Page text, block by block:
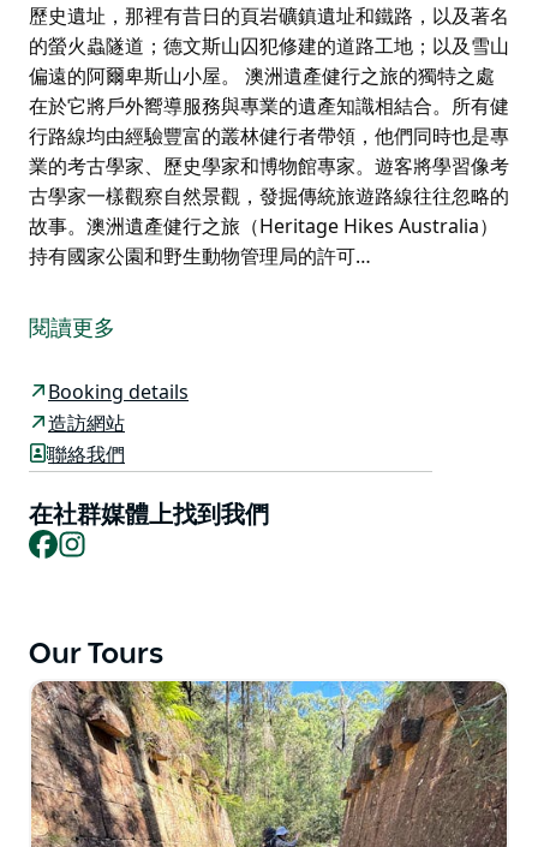
歷史遺址，那裡有昔日的頁岩礦鎮遺址和鐵路，以及著名
的螢火蟲隧道；德文斯山囚犯修建的道路工地；以及雪山
偏遠的阿爾卑斯山小屋。 澳洲遺產健行之旅的獨特之處
在於它將戶外嚮導服務與專業的遺產知識相結合。所有健
行路線均由經驗豐富的叢林健行者帶領，他們同時也是專
業的考古學家、歷史學家和博物館專家。遊客將學習像考
古學家一樣觀察自然景觀，發掘傳統旅遊路線往往忽略的
故事。澳洲遺產健行之旅（Heritage Hikes Australia）
持有國家公園和野生動物管理局的許可…
式叢林健行體驗，將戶外探險與探索澳洲歷史景觀完美結
合。
這些小團體健行將帶您探索那些歷史遺跡依然清晰可見的
地方。您將參觀昔日的礦業定居點、廢棄的鐵路線、山間
小屋和考古遺址，並學習如何透過遺跡、文物和環境線索
來解讀歷史。
行程長度從半日游到一日遊，甚至多日遊不等，涵蓋新南
威爾斯的多個國家公園，包括藍山、達魯格、沃勒米和科
囚犯修建的道路工地；以及雪山偏遠的阿爾卑斯山小屋。
澳洲遺產健行之旅的獨特之處在於它將戶外嚮導服務與專
業的遺產知識相結合。所有健行路線均由經驗豐富的叢林
健行者帶領，他們同時也是專業的考古學家、歷史學家和
博物館專家。遊客將學習像考古學家一樣觀察自然景觀，
發掘傳統旅遊路線往往忽略的故事。澳洲遺產健行之旅
（Heritage Hikes Australia）持有國家公園和野生動物
閱讀更多
Booking details
造訪網站
聯絡我們
在社群媒體上找到我們
Facebook
Our Tours